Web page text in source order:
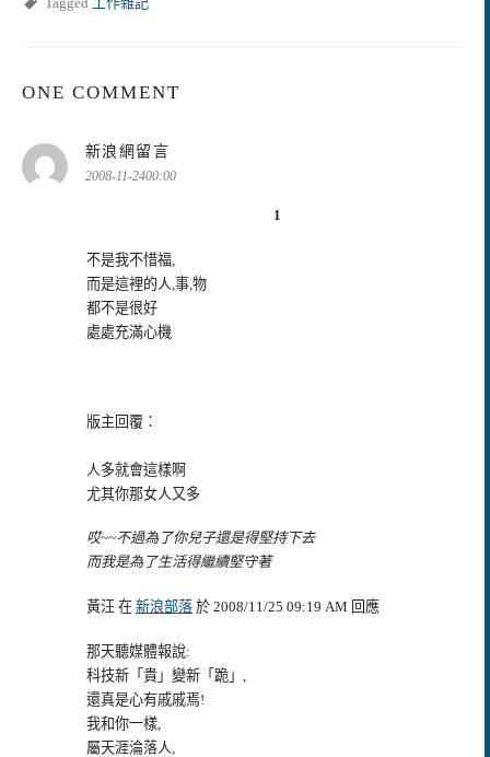
ONE COMMENT
新浪網留言
示:
2008-11-2400:00
1
不是我不惜福,
而是這裡的人,事,物
都不是很好
處處充滿心機
版主回覆：
人多就會這樣啊
尤其你那女人又多
哎~~不過為了你兒子還是得堅持下去
而我是為了生活得繼續堅守著
黃汪 在 新浪部落 於 2008/11/25 09:19 AM 回應
那天聽媒體報說:
科技新「貴」變新「跪」,
還真是心有戚戚焉!
我和你一樣,
屬天涯淪落人,